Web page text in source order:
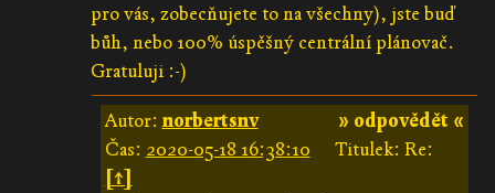
pro vás, zobecňujete to na všechny), jste buď
bůh, nebo 100% úspěšný centrální plánovač.
Gratuluji :-)
» odpovědět «
Autor:norbertsnv
Čas: 2020-05-18 16:38:10
Titulek: Re:
[↑]